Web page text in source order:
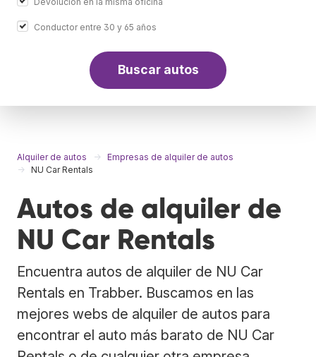
Conductor entre 30 y 65 años
Buscar autos
Alquiler de autos
Empresas de alquiler de autos
NU Car Rentals
Autos de alquiler de
NU Car Rentals
Encuentra autos de alquiler de NU Car
Rentals en Trabber. Buscamos en las
mejores webs de alquiler de autos para
encontrar el auto más barato de NU Car